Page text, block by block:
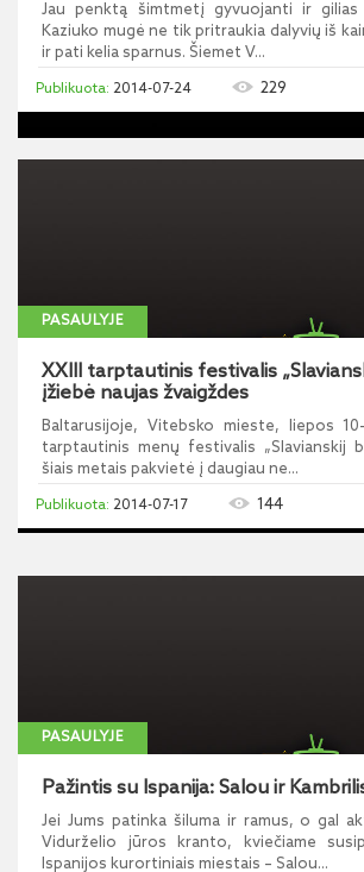
Jau penktą šimtmetį gyvuojanti ir
Kaziuko mugė ne tik pritraukia dalyvių iš
ir pati kelia sparnus. Šiemet V...
2014-07-24 229
PASAULYJE
XXIII tarptautinis festivalis
įžiebė naujas žvaigždes
Baltarusijoje, Vitebsko mieste, liepos
tarptautinis menų festivalis „Slavianskij
šiais metais pakvietė į daugiau ne...
2014-07-17 144
PASAULYJE
Pažintis su Ispanija: Salou ir
Jei Jums patinka šiluma ir ramus, o gal
Vidurželio jūros kranto, kviečiame
Ispanijos kurortiniais miestais – Salou...